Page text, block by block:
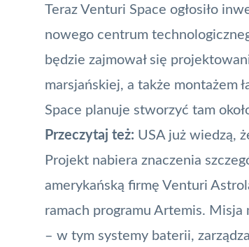
Teraz Venturi Space ogłosiło
nowego centrum
będzie zajmował się
marsjańskiej, a także montażem
Space planuje stworzyć tam
Przeczytaj też: USA już wiedzą,
Projekt nabiera znaczenia
amerykańską firmę Venturi
ramach programu Artemis.
– w tym systemy baterii,